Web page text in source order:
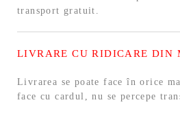
transport gratuit.
LIVRARE CU RIDICARE DIN
Livrarea se poate face în orice
face cu cardul, nu se percepe